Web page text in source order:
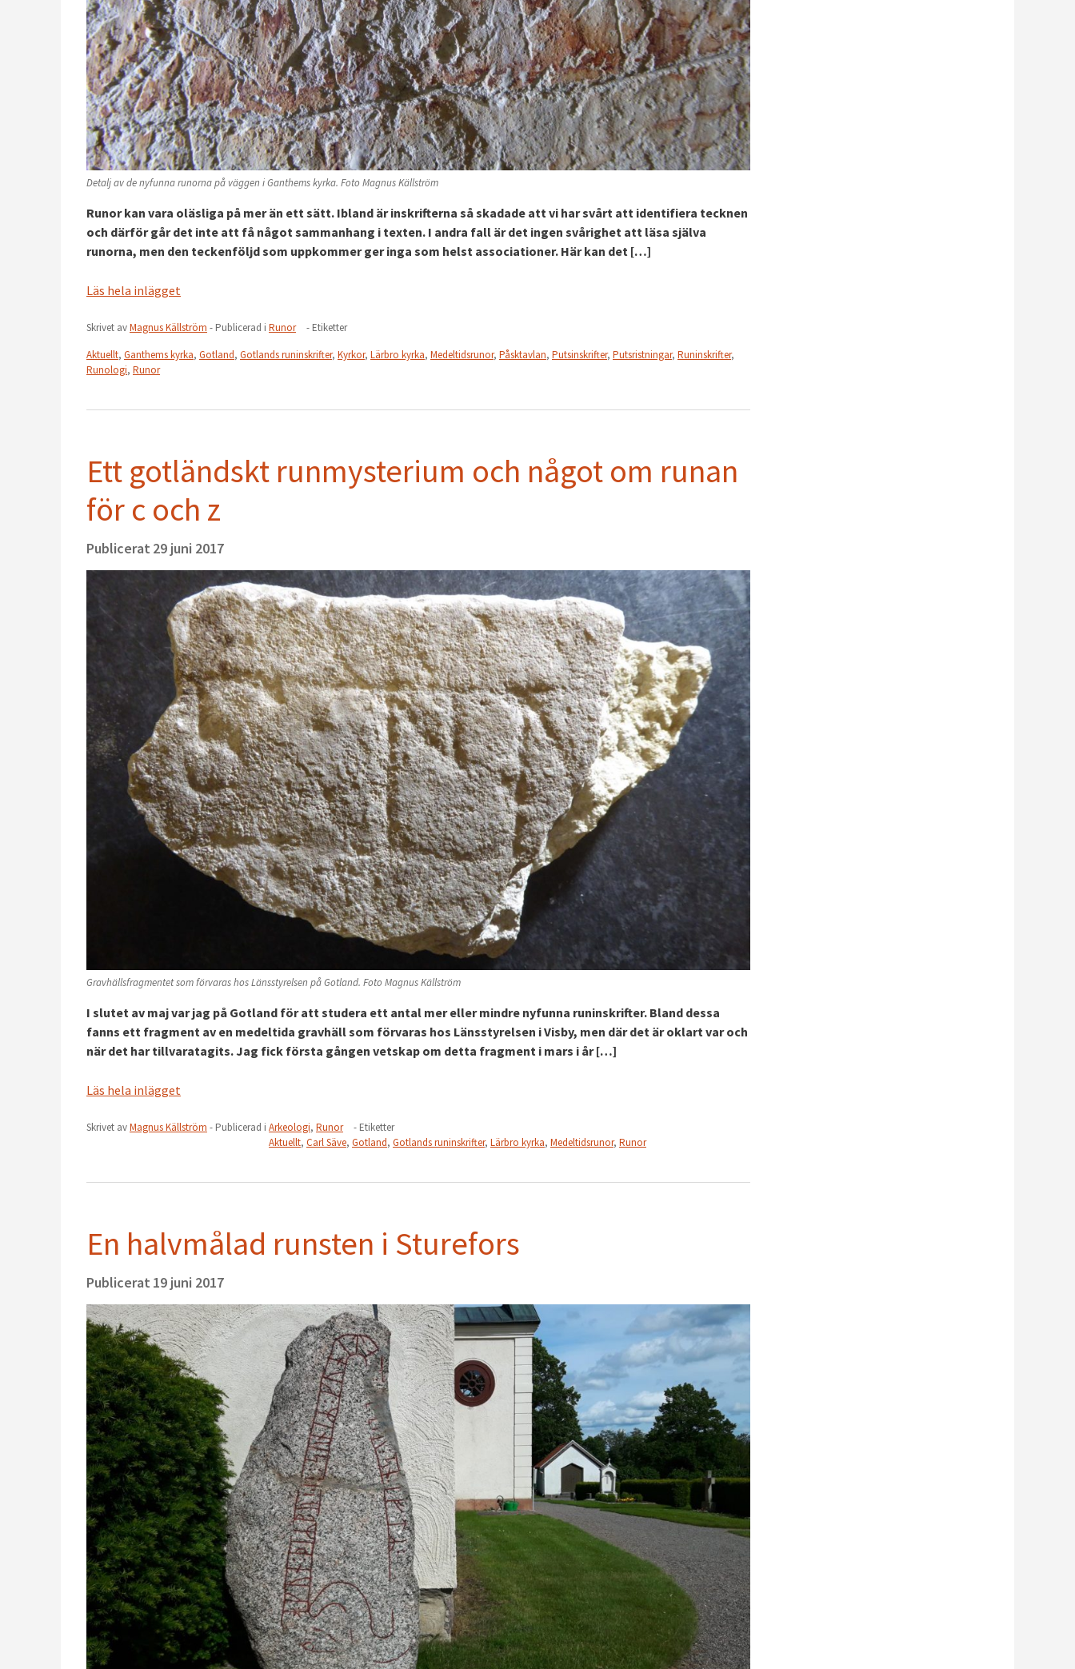
Detalj av de nyfunna runorna på väggen i Ganthems kyrka. Foto Magnus Källström
Runor kan vara oläsliga på mer än ett sätt. Ibland är inskrifterna så skadade att vi har svårt att identifiera tecknen
och därför går det inte att få något sammanhang i texten. I andra fall är det ingen svårighet att läsa själva
runorna, men den teckenföljd som uppkommer ger inga som helst associationer. Här kan det […]
Läs hela inlägget
Skrivet avMagnus Källström - Publicerad i Runor
- Etiketter
Aktuellt, Ganthems kyrka, Gotland, Gotlands runinskrifter, Kyrkor, Lärbro kyrka, Medeltidsrunor, Påsktavlan, Putsinskrifter, Putsristningar, Runinskrifter,
Runologi, Runor
Ett gotländskt runmysterium och något om runan
för c och z
Publicerat 29 juni 2017
Gravhällsfragmentet som förvaras hos Länsstyrelsen på Gotland. Foto Magnus Källström
I slutet av maj var jag på Gotland för att studera ett antal mer eller mindre nyfunna runinskrifter. Bland dessa
fanns ett fragment av en medeltida gravhäll som förvaras hos Länsstyrelsen i Visby, men där det är oklart var och
när det har tillvaratagits. Jag fick första gången vetskap om detta fragment i mars i år […]
Läs hela inlägget
Skrivet avMagnus Källström - Publicerad i Arkeologi, Runor
- Etiketter
Aktuellt, Carl Säve, Gotland, Gotlands runinskrifter, Lärbro kyrka, Medeltidsrunor, Runor
En halvmålad runsten i Sturefors
Publicerat 19 juni 2017